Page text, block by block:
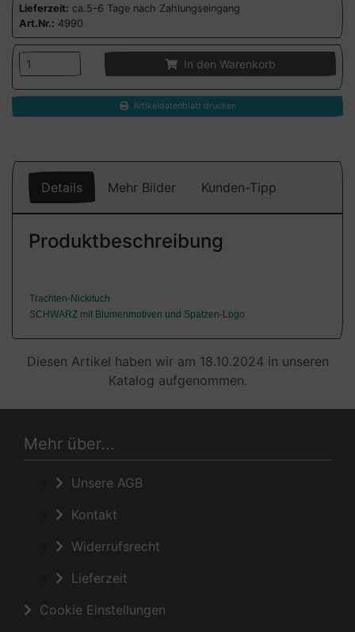
Lieferzeit: ca.5-6 Tage nach Zahlungseingang
Art.Nr.: 4990
In den Warenkorb
Artikeldatenblatt drucken
Details Mehr Bilder Kunden-Tipp
Produktbeschreibung
Trachten-Nickituch
SCHWARZ mit Blumenmotiven und Spatzen-Logo
Diesen Artikel haben wir am 18.10.2024 in unseren
Katalog aufgenommen.
Mehr über...
Unsere AGB
Kontakt
Widerrufsrecht
Lieferzeit
Cookie Einstellungen